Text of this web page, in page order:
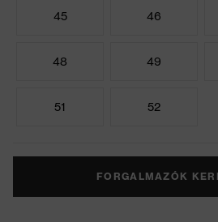
45 46
48 49
51 52
FORGALMAZÓK